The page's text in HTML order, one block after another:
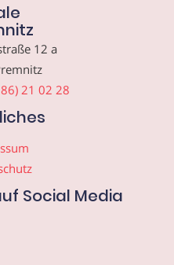
12 a
21 02 28
Social Media